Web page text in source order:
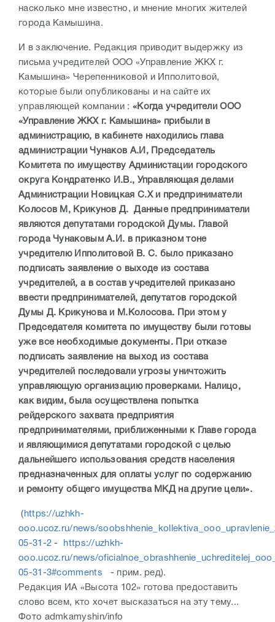
насколько мне известно, и мнение многих жителей
города Камышина.
И в заключение. Редакция приводит выдержку из
письма учредителей ООО «Управление ЖКХ г.
Камышина» Черепенниковой и Ипполитовой,
которые были опубликованы и на сайте их
управляющей компании : «Когда учредители ООО
«Управление ЖКХ г. Камышина» прибыли в
администрацию, в кабинете находились глава
администрации Чунаков А.И, Председатель
Комитета по имуществу Администации городского
округа Кондратенко И.В., Управляющая делами
Администрации Новицкая С.Х и предприниматели
Колосов М, Крикунов Д. Данные предприниматели
являются депутатами городской Думы. Главой
города Чунаковым А.И. в приказном тоне
учредителю Ипполитовой В. С. было приказано
подписать заявление о выходе из состава
учредителей, а в состав учредителей приказано
ввести предпринимателей, депутатов городской
Думы Д. Крикунова и М.Колосова. При этом у
Председателя комитета по имуществу были готовы
уже все необходимые документы. При отказе
подписать заявление на выход из состава
учредителей последовали угрозы уничтожить
управляющую организацию проверками. Налицо,
как видим, была осуществлена попытка
рейдерского захвата предприятия
предпринимателями, приближенными к Главе города
и являющимися депутатами городской с целью
дальнейшего использования средств населения
предназначенных для оплаты услуг по содержанию
и ремонту общего имущества МКД на другие цели».
( https://uzhkh-
ooo.ucoz.ru/news/
05-31-2 -
https://uzhkh-
ooo.ucoz.ru/news/
05-31-3#comments - прим. ред).
Редакция ИА «Высота 102» готова предоставить
слово всем, кто хочет высказаться на эту тему...
Фото admkamyshin/info